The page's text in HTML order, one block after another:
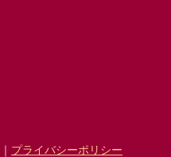
｜ プライバシーポリシー